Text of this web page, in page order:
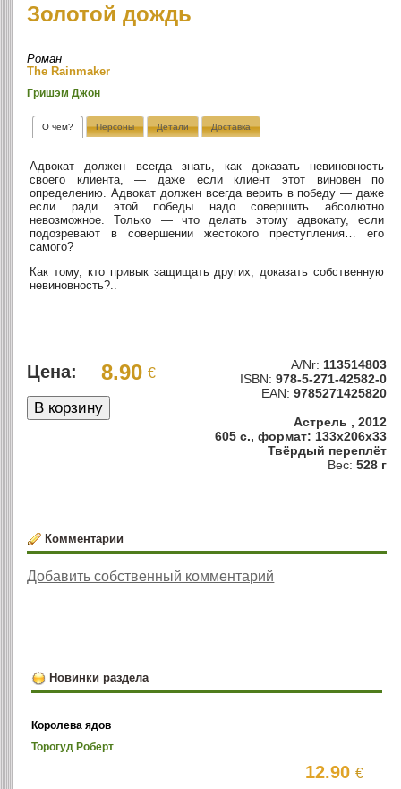
Золотой дождь
Роман
The Rainmaker
Гришэм Джон
О чем? Персоны Детали Доставка
Адвокат должен всегда знать, как доказать невиновность
своего клиента, — даже если клиент этот виновен по
определению. Адвокат должен всегда верить в победу — даже
если ради этой победы надо совершить абсолютно
невозможное. Только — что делать этому адвокату, если
подозревают в совершении жестокого преступления… его
самого?
Как тому, кто привык защищать других, доказать собственную
невиновность?..
Цена: 8.90 € A/Nr: 113514803
ISBN: 978-5-271-42582-0
EAN: 9785271425820
Астрель , 2012
605 с., формат: 133x206x33
Твёрдый переплёт
Вес: 528 г
Комментарии
Добавить собственный комментарий
Новинки раздела
Королева ядов
Торогуд Роберт
12.90€